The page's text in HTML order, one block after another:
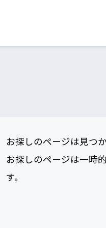
お探しのページは見つ
お探しのページは一時
す。